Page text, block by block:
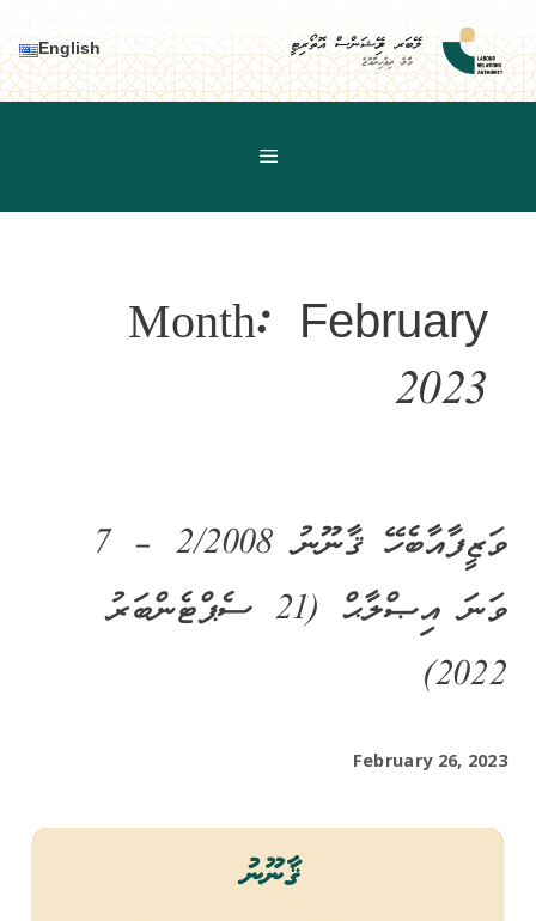
to
content
English ލޭބަރ ރިލޭޝަންސް އޮތޯރިޓީ
މާލެ، ދިވެހިރާއްޖެ
Month: February
2023
ވަޒީފާއާބެހޭ ޤާނޫނު 2/2008 – 7
ވަނަ އިޞްލާޙް (21 ސެޕްޓެންބަރު
2022)
February 26, 2023